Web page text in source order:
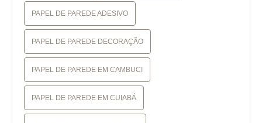
PAPEL DE PAREDE ADESIVO
PAPEL DE PAREDE DECORAÇÃO
PAPEL DE PAREDE EM CAMBUCI
PAPEL DE PAREDE EM CUIABÁ